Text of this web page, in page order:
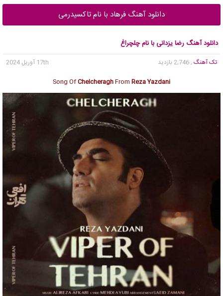
دانلود آهنگ فرهاد با نام تاکسیدرمی
دانلود آهنگ رضا یزدانی با نام چلچراغ
تک آهنگ , 2,746 بازدید
17th آوریل 2024
Song OfChelcheraghFrom Reza Yazdani